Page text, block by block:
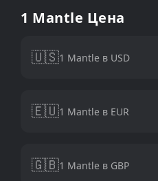
1 Mantle Цена
🇺🇸1 Mantle в USD
🇪🇺1 Mantle в EUR
🇬🇧1 Mantle в GBP